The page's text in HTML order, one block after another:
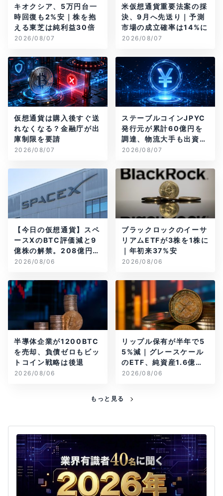
キオクシア、5万円台一
時回復も2%安｜株を抱
える東芝は純利益30倍
2026/08/07
米仮想通貨重要法案の採
決、9月へ先送り｜予測
市場の成立確率は14%に
2026/08/07
仮想通貨は購入後すぐ送
れなくなる？金融庁が出
庫制限を要請
2026/08/07
ステーブルコインJPYC
発行元が累計60億円を
調達、物流大手も出資参
画
2026/08/07
【今日の仮想通貨】スペ
ースXのBTC評価減と9
億株の解禁。208億円相
当のBTCが盗難
2026/08/06
ブラックロックのイーサ
リアムETFが3株を1株に
｜年初来37%安
2026/08/06
半導体企業が1200BTC
を売却、負債ゼロもビッ
トコイン戦略は後退
2026/08/06
リップル保有が半年で5
5%減｜グレースケール
のETF、純資産1.6億ド
ル減
2026/08/06
もっと見る